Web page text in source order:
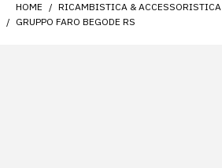
HOME
RICAMBISTICA & ACCESSORISTICA
GRUPPO FARO BEGODE RS